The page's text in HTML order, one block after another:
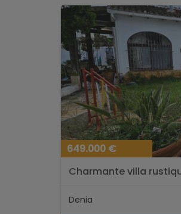
649.000 €
Charmante villa
Denia